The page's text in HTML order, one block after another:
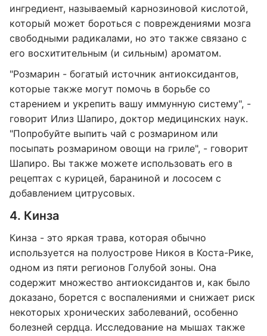
ингредиент, называемый карнозиновой кислотой,
который может бороться с повреждениями мозга
свободными радикалами, но это также связано с
его восхитительным (и сильным) ароматом.
"Розмарин - богатый источник антиоксидантов,
которые также могут помочь в борьбе со
старением и укрепить вашу иммунную систему", -
говорит Илиз Шапиро, доктор медицинских наук.
"Попробуйте выпить чай с розмарином или
посыпать розмарином овощи на гриле", - говорит
Шапиро. Вы также можете использовать его в
рецептах с курицей, бараниной и лососем с
добавлением цитрусовых.
4. Кинза
Кинза - это яркая трава, которая обычно
используется на полуострове Никоя в Коста-Рике,
одном из пяти регионов Голубой зоны. Она
содержит множество антиоксидантов и, как было
доказано, борется с воспалениями и снижает риск
некоторых хронических заболеваний, особенно
болезней сердца. Исследование на мышах также